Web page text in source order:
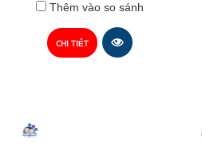
Thêm vào so sánh
CHI TIẾT